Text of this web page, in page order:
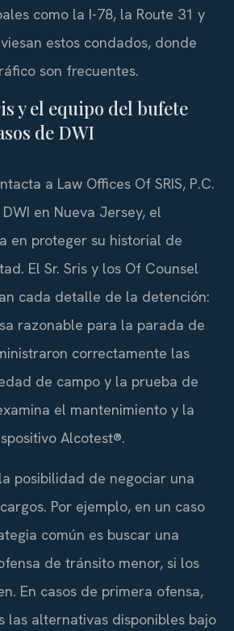
como la I-78, la Route 31 y
estos condados, donde
son frecuentes.
y el equipo del bufete
de DWI
a Law Offices Of SRIS, P.C.
en Nueva Jersey, el
en proteger su historial de
El Sr. Sris y los Of Counsel
cada detalle de la detención:
razonable para la parada de
correctamente las
de campo y la prueba de
el mantenimiento y la
Alcotest®.
posibilidad de negociar una
Por ejemplo, en un caso
común es buscar una
de tránsito menor, si los
En casos de primera ofensa,
las alternativas disponibles bajo